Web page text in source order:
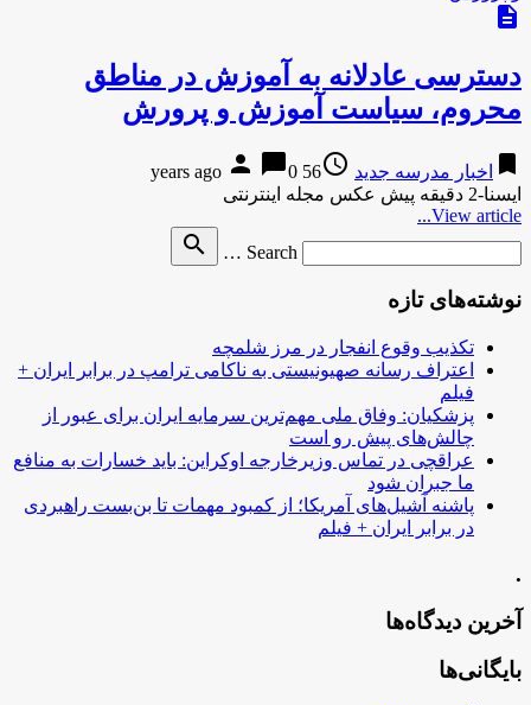
description
دسترسی عادلانه به آموزش در مناطق
محروم، سیاست آموزش و پرورش
bookmark اخبار مدرسه جدید access_time
56 years ago
person chat_bubble0
ایسنا-2 دقیقه پیش عکس مجله اینترنتی
View article...
Search …
search
نوشته‌های تازه
تکذیب وقوع انفجار در مرز شلمچه
اعتراف رسانه صهیونیستی به ناکامی ترامپ در برابر ایران +
فیلم
پزشکیان: وفاق ملی مهم‌ترین سرمایه ایران برای عبور از
چالش‌های پیش رو است
عراقچی در تماس وزیرخارجه اوکراین: باید خسارات به منافع
ما جبران شود
پاشنه آشیل‌های آمریکا؛ از کمبود مهمات تا بن‌بست راهبردی
در برابر ایران + فیلم
.
آخرین دیدگاه‌ها
بایگانی‌ها